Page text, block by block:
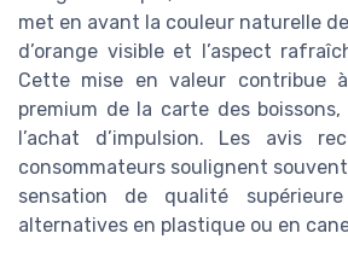
met en avant la couleur naturelle
d’orange visible et l’aspect
Cette mise en valeur contribue
premium de la carte des
l’achat d’impulsion. Les avis
consommateurs soulignent
sensation de qualité
alternatives en plastique ou en